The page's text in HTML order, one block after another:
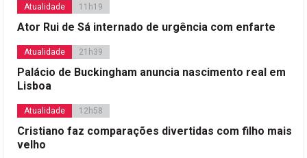
Atualidade 11h19
Ator Rui de Sá internado de urgência com enfarte
Atualidade 21h39
Palácio de Buckingham anuncia nascimento real em
Lisboa
Atualidade 12h58
Cristiano faz comparações divertidas com filho mais
velho